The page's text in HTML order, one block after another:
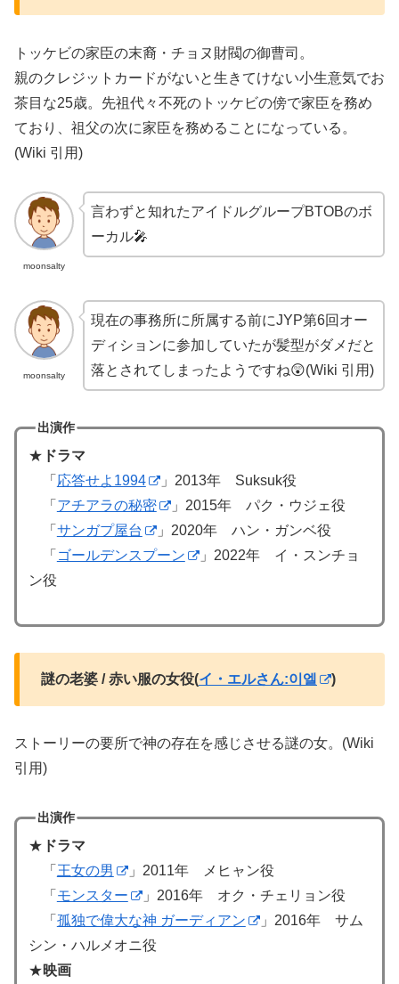
トッケビの家臣の末裔・チョヌ財閥の御曹司。
親のクレジットカードがないと生きてけない小生意気でお
茶目な25歳。先祖代々不死のトッケビの傍で家臣を務め
ており、祖父の次に家臣を務めることになっている。
(Wiki 引用)
moonsalty
言わずと知れたアイドルグループBTOBのボ
ーカル🎤
moonsalty
現在の事務所に所属する前にJYP第6回オー
ディションに参加していたが髪型がダメだと
落とされてしまったようですね😲(Wiki 引用)
出演作
★ ドラマ
「 応答せよ1994
」2013年 Suksuk役
「 アチアラの秘密
」2015年 パク・ウジェ役
「 サンガプ屋台
」2020年 ハン・ガンベ役
「 ゴールデンスプーン
」2022年 イ・スンチョ
ン役
謎の老婆 / 赤い服の女役(イ・エルさん:이엘 )
ストーリーの要所で神の存在を感じさせる謎の女。(Wiki
引用)
出演作
★ ドラマ
「 王女の男
」2011年 メヒャン役
「 モンスター
」2016年 オク・チェリョン役
「 孤独で偉大な神 ガーディアン
」2016年 サム
シン・ハルメオニ役
★映画